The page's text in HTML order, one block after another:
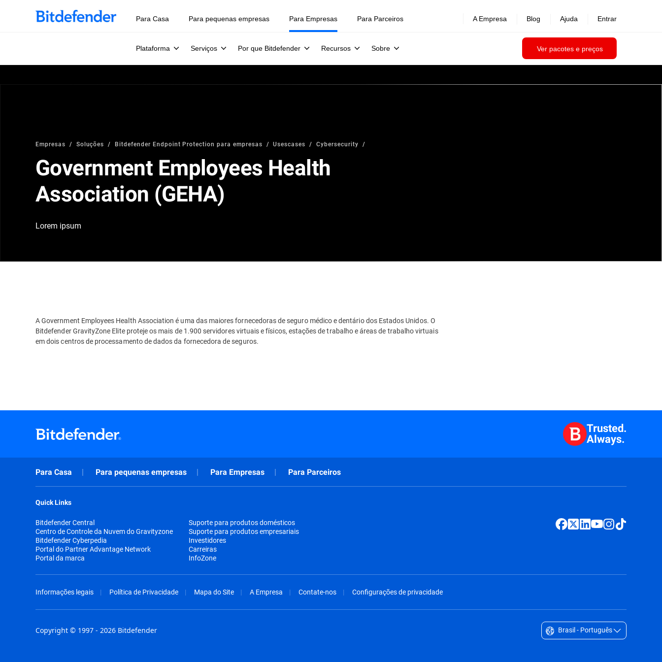
Para Casa Para pequenas empresas Para Empresas
Plataforma Serviços Por que Bitdefender Recursos Sobre Ver pacotes e preços
Para Parceiros A Empresa Blog Ajuda Entrar
Empresas Soluções Bitdefender Endpoint Protection para empresas Usescases Cybersecurity
Government Employees Health
Association (GEHA)
Lorem ipsum
A Government Employees Health Association é uma das maiores fornecedoras de seguro médico e dentário dos Estados Unidos. O
Bitdefender GravityZone Elite proteje os mais de 1.900 servidores virtuais e físicos, estações de trabalho e áreas de trabalho virtuais
em dois centros de processamento de dados da fornecedora de seguros.
Trusted.
Always.
Para Casa Para pequenas empresas Para Empresas Para Parceiros
Quick Links
Bitdefender Central
Centro de Controle da Nuvem do Gravityzone
Bitdefender Cyberpedia
Portal do Partner Advantage Network
Portal da marca
Suporte para produtos domésticos
Suporte para produtos empresariais
Investidores
Carreiras
InfoZone
Informações legais Política de Privacidade Mapa do Site A Empresa Contate-nos Configurações de privacidade
Copyright © 1997 - 2026 Bitdefender Brasil - Português